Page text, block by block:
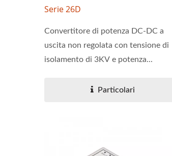
Serie 26D
Convertitore di potenza DC-DC a
uscita non regolata con tensione di
isolamento di 3KV e potenza...
Particolari
Convertitore DC-DC Half-